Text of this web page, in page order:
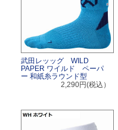
武田レッッグ WILD
PAPER ワイルド ペーパ
ー 和紙糸ラウンド型
2,290円(税込）